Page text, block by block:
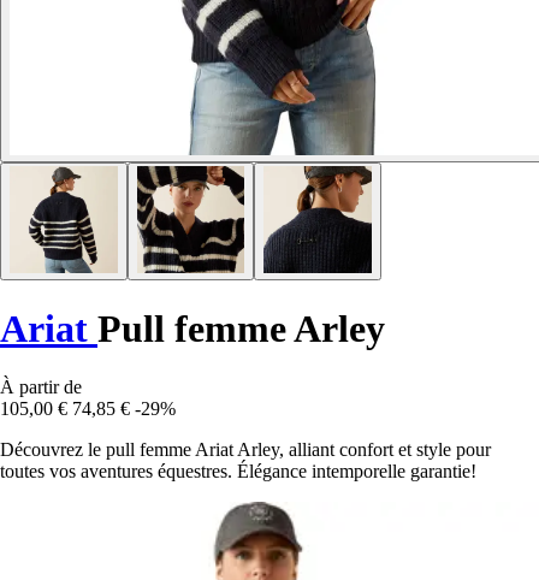
Ariat Pull femme Arley
À partir de
105,00 € 74,85 € -29%
Découvrez le pull femme Ariat Arley, alliant confort et style pour
toutes vos aventures équestres. Élégance intemporelle garantie!